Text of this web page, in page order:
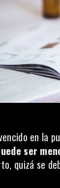
en la
ser
quizá se